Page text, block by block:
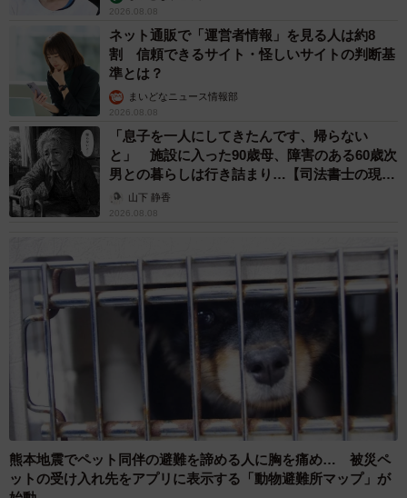
2026.08.08
ネット通販で「運営者情報」を見る人は約8
割 信頼できるサイト・怪しいサイトの判断基
準とは？
まいどなニュース情報部
2026.08.08
「息子を一人にしてきたんです、帰らない
と」 施設に入った90歳母、障害のある60歳次
男との暮らしは行き詰まり…【司法書士の現場
から】山下 静香
2026.08.08
熊本地震でペット同伴の避難を諦める人に胸を痛め… 被災ペ
ットの受け入れ先をアプリに表示する「動物避難所マップ」が